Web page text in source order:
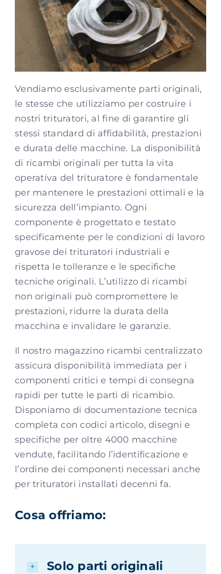
Vendiamo esclusivamente parti originali,
le stesse che utilizziamo per costruire i
nostri trituratori, al fine di garantire gli
stessi standard di affidabilità, prestazioni
e durata delle macchine. La disponibilità
di ricambi originali per tutta la vita
operativa del trituratore è fondamentale
per mantenere le prestazioni ottimali e la
sicurezza dell’impianto. Ogni
componente è progettato e testato
specificamente per le condizioni di lavoro
gravose dei trituratori industriali e
rispetta le tolleranze e le specifiche
tecniche originali. L’utilizzo di ricambi
non originali può compromettere le
prestazioni, ridurre la durata della
macchina e invalidare le garanzie.
Il nostro magazzino ricambi centralizzato
assicura disponibilità immediata per i
componenti critici e tempi di consegna
rapidi per tutte le parti di ricambio.
Disponiamo di documentazione tecnica
completa con codici articolo, disegni e
specifiche per oltre 4000 macchine
vendute, facilitando l’identificazione e
l’ordine dei componenti necessari anche
per trituratori installati decenni fa.
Cosa offriamo:
Solo parti originali